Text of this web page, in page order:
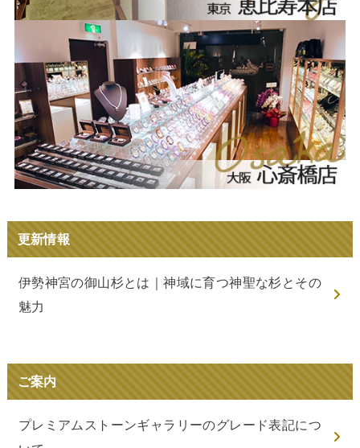
更新情報
伊勢神宮の御山杉とは｜神域に育つ神聖な杉とその
魅力
ご案内
プレミアムストーンギャラリーのグレード表記につ